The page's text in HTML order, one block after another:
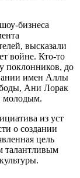
бизнеса
высказали
войне. Кто-то
поклонников, до
имен Аллы
Ани Лорак
молодым.
из уст
о создании
цель
талантливым